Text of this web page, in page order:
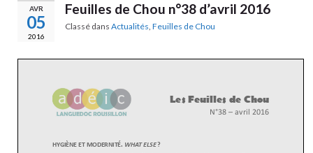
AVR
05
2016
Feuilles de Chou n°38 d’avril 2016
Classé dans Actualités, Feuilles de Chou